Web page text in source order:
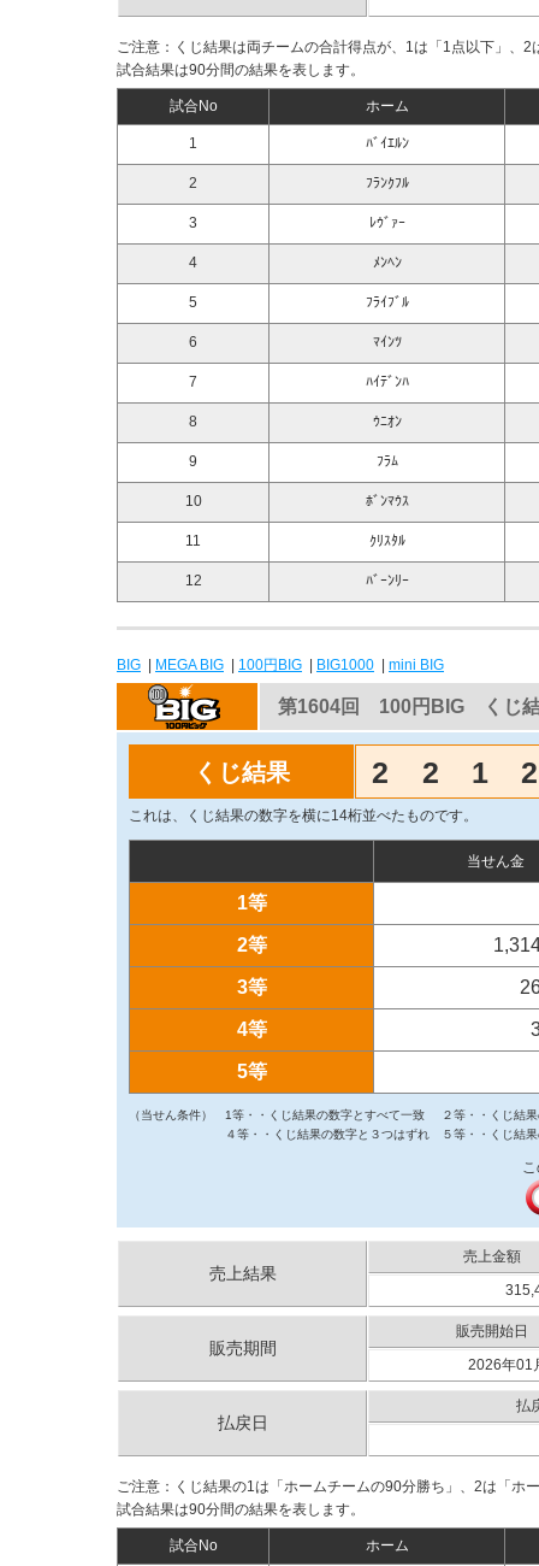
ご注意：くじ結果は両チームの合計得点が、1は「1点以下」、
試合結果は90分間の結果を表します。
試合No ホーム
1 ﾊﾞｲｴﾙﾝ
2 ﾌﾗﾝｸﾌﾙ
3 ﾚｳﾞｧｰ
4 ﾒﾝﾍﾝ
5 ﾌﾗｲﾌﾞﾙ
6 ﾏｲﾝﾂ
7 ﾊｲﾃﾞﾝﾊ
8 ｳﾆｵﾝ
9 ﾌﾗﾑ
10 ﾎﾞﾝﾏｳｽ
11 ｸﾘｽﾀﾙ
12 ﾊﾞｰﾝﾘｰ
BIG MEGA BIG 100円BIG BIG1000 mini BIG
第1604回 100円BIG くじ
くじ結果 2 2 1 2
これは、くじ結果の数字を横に14桁並べたものです。
当せん金
1等
2等
3等
4等
5等
（当せん条件） 1等・・くじ結果の数字とすべて一致
２等・・くじ結
４等・・くじ結果の数字と３つはずれ
５等・・くじ結
売上結果
売上金額
販売期間
販売開始日
2026年01
払戻日
払
ご注意：くじ結果の1は「ホームチームの90分勝ち」、2は「ホ
試合結果は90分間の結果を表します。
試合No ホーム